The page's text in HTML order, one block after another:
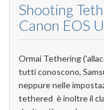
Shooting
Canon EOS
Ormai Tethering
tutti conoscono,
neppure nelle
tethered è inoltre il